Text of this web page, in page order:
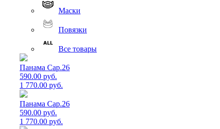
Маски
Повязки
Все товары
Панама Cap.26
590.00 руб.
1 770.00 руб.
Панама Cap.26
590.00 руб.
1 770.00 руб.